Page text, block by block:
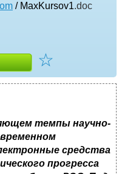
/ MaxKursov1.doc
☆
темпы научно-
средства
прогресса